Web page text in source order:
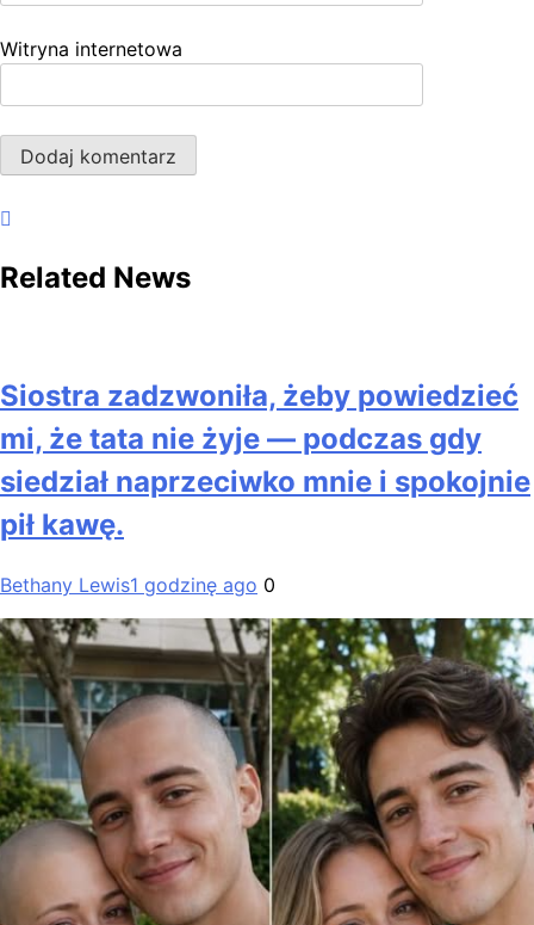
Witryna internetowa
Related News
Siostra zadzwoniła, żeby powiedzieć
mi, że tata nie żyje — podczas gdy
siedział naprzeciwko mnie i spokojnie
pił kawę.
Bethany Lewis1 godzinę ago 0